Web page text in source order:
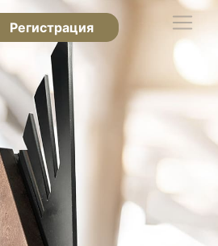
Регистрация